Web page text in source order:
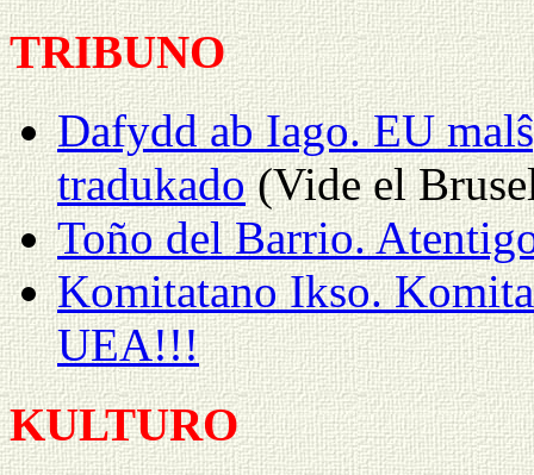
TRIBUNO
Dafydd ab Iago. EU
tradukado(Vide el
Toño del Barrio.
Komitatano Ikso.
UEA!!!
KULTURO